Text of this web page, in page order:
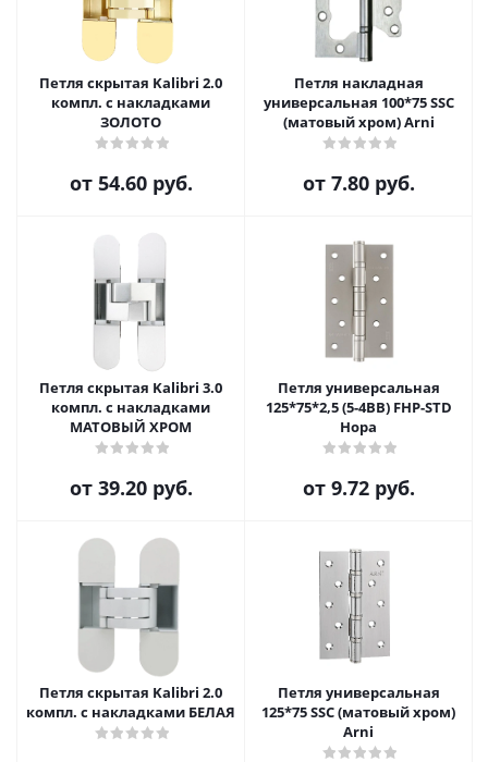
Петля скрытая Kalibri 2.0
компл. с накладками
ЗОЛОТО
от 54.60 руб.
Петля накладная
универсальная 100*75 SSC
(матовый хром) Arni
от 7.80 руб.
Петля скрытая Kalibri 3.0
компл. с накладками
МАТОВЫЙ ХРОМ
от 39.20 руб.
Петля универсальная
125*75*2,5 (5-4BB) FHP-STD
Нора
от 9.72 руб.
Петля скрытая Kalibri 2.0
компл. с накладками БЕЛАЯ
Петля универсальная
125*75 SSC (матовый хром)
Arni